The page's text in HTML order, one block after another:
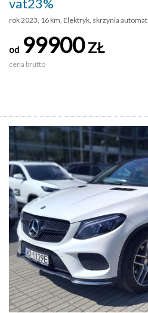
rok 2023, 16 km, Elektryk, skrzynia automat
od 99900ZŁ
cena brutto